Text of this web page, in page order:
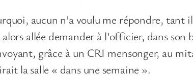
aucun n’a voulu me répondre, tant
allée demander à l’officier, dans son
grâce à un CRI mensonger, au
la salle « dans une semaine ».